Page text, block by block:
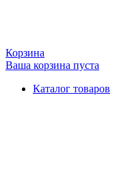
Корзина
Ваша корзина пуста
Каталог товаров